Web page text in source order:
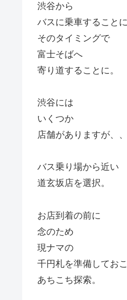
渋谷から
バスに乗車すること
そのタイミングで
富士そばへ
寄り道することに。
渋谷には
いくつか
店舗がありますが、、
バス乗り場から近い
道玄坂店を選択。
お店到着の前に
念のため
現ナマの
千円札を準備してお
あちこち探索。